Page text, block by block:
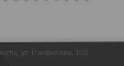
ул. Панфилова, 102